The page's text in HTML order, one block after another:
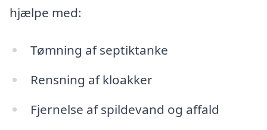
hjælpe med:
Tømning af septiktanke
Rensning af kloakker
Fjernelse af spildevand og affald